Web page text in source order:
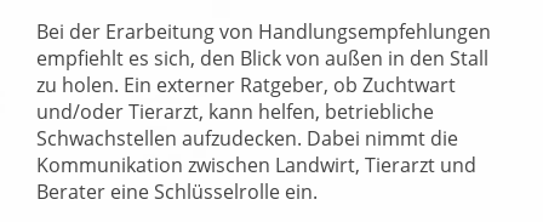
Bei der Erarbeitung von Handlungsempfehlungen
empfiehlt es sich, den Blick von außen in den Stall
zu holen. Ein externer Ratgeber, ob Zuchtwart
und/oder Tierarzt, kann helfen, betriebliche
Schwachstellen aufzudecken. Dabei nimmt die
Kommunikation zwischen Landwirt, Tierarzt und
Berater eine Schlüsselrolle ein.